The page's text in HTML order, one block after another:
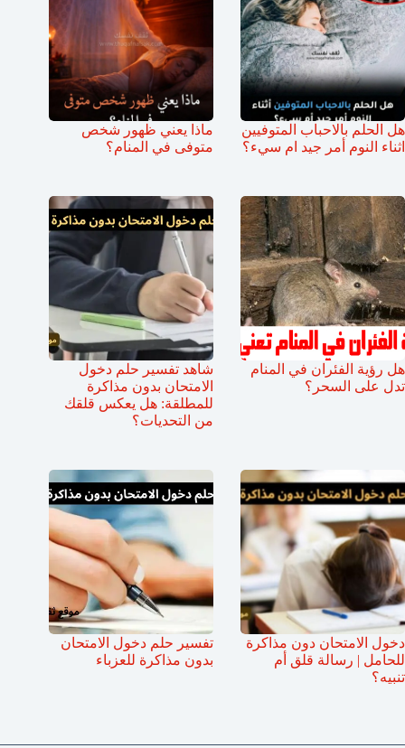
هل الحلم بالاحباب المتوفيين
اثناء النوم أمر جيد ام سيء؟
ماذا يعني ظهور شخص
متوفى في المنام؟
هل رؤية الفئران في المنام
تدل على السحر؟
شاهد تفسير حلم دخول
الامتحان بدون مذاكرة
للمطلقة: هل يعكس قلقك
من التحديات؟
دخول الامتحان دون مذاكرة
للحامل | رسالة قلق أم
تنبيه؟
تفسير حلم دخول الامتحان
بدون مذاكرة للعزباء